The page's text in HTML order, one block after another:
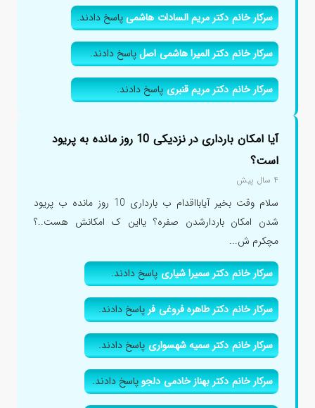
سرکار خانم دکتر مریم السادات هاشمیپاسخ دادند.
سرکار خانم دکتر المیرا هاشمی اصلپاسخ دادند.
سرکار خانم دکتر مریم قنبریپاسخ دادند.
آیا امکان بارداری در نزدیکی 10 روز مانده به پریود
است؟
۴ سال پیش
سلام وقت بخیر آیابااقدام ب بارداری 10 روز مانده ب پریود
شدن امکان باردارشدن صفره؟ یااین ک امکانش هست..؟
مچکرم ش...
سرکار خانم دکتر سمیرا شیاریپاسخ دادند.
سرکار خانم دکتر طاهره فروغی فرپاسخ دادند.
سرکار خانم دکتر سمیه شهسواریپاسخ دادند.
سرکار خانم دکتر بهناز خادمی دلجوپاسخ دادند.